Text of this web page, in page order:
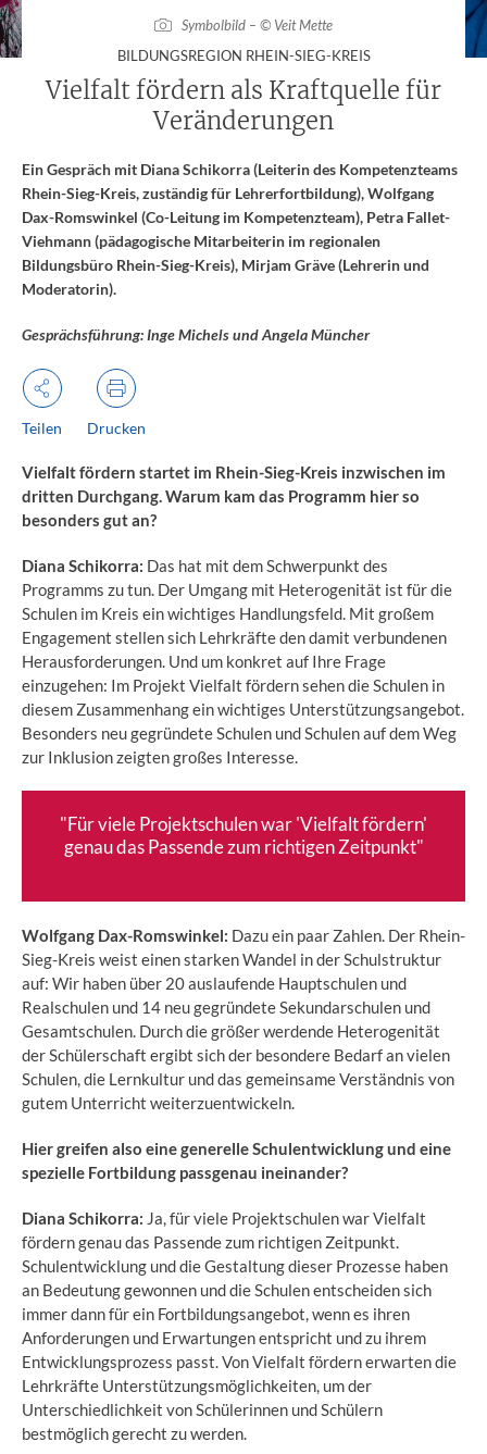
Symbolbild – © Veit Mette
BILDUNGSREGION RHEIN-SIEG-KREIS:
Vielfalt fördern als Kraftquelle für
Veränderungen
Ein Gespräch mit Diana Schikorra (Leiterin des Kompetenzteams
Rhein-Sieg-Kreis, zuständig für Lehrerfortbildung), Wolfgang
Dax-Romswinkel (Co-Leitung im Kompetenzteam), Petra Fallet-
Viehmann (pädagogische Mitarbeiterin im regionalen
Bildungsbüro Rhein-Sieg-Kreis), Mirjam Gräve (Lehrerin und
Moderatorin).
Gesprächsführung: Inge Michels und Angela Müncher
Teilen Drucken
Vielfalt fördern startet im Rhein-Sieg-Kreis inzwischen im
dritten Durchgang. Warum kam das Programm hier so
besonders gut an?
Diana Schikorra: Das hat mit dem Schwerpunkt des
Programms zu tun. Der Umgang mit Heterogenität ist für die
Schulen im Kreis ein wichtiges Handlungsfeld. Mit großem
Engagement stellen sich Lehrkräfte den damit verbundenen
Herausforderungen. Und um konkret auf Ihre Frage
einzugehen: Im Projekt Vielfalt fördern sehen die Schulen in
diesem Zusammenhang ein wichtiges Unterstützungsangebot.
Besonders neu gegründete Schulen und Schulen auf dem Weg
zur Inklusion zeigten großes Interesse.
"Für viele Projektschulen war 'Vielfalt fördern'
genau das Passende zum richtigen Zeitpunkt"
Wolfgang Dax-Romswinkel: Dazu ein paar Zahlen. Der Rhein-
Sieg-Kreis weist einen starken Wandel in der Schulstruktur
auf: Wir haben über 20 auslaufende Hauptschulen und
Realschulen und 14 neu gegründete Sekundarschulen und
Gesamtschulen. Durch die größer werdende Heterogenität
der Schülerschaft ergibt sich der besondere Bedarf an vielen
Schulen, die Lernkultur und das gemeinsame Verständnis von
gutem Unterricht weiterzuentwickeln.
Hier greifen also eine generelle Schulentwicklung und eine
spezielle Fortbildung passgenau ineinander?
Diana Schikorra: Ja, für viele Projektschulen war Vielfalt
fördern genau das Passende zum richtigen Zeitpunkt.
Schulentwicklung und die Gestaltung dieser Prozesse haben
an Bedeutung gewonnen und die Schulen entscheiden sich
immer dann für ein Fortbildungsangebot, wenn es ihren
Anforderungen und Erwartungen entspricht und zu ihrem
Entwicklungsprozess passt. Von Vielfalt fördern erwarten die
Lehrkräfte Unterstützungsmöglichkeiten, um der
Unterschiedlichkeit von Schülerinnen und Schülern
bestmöglich gerecht zu werden.